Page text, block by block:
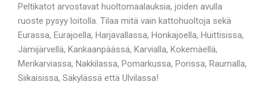
Peltikatot arvostavat huoltomaalauksia, joiden avulla
ruoste pysyy loitolla. Tilaa mitä vain kattohuoltoja sekä
Eurassa, Eurajoella, Harjavallassa, Honkajoella, Huittisissa,
Jämijärvellä, Kankaanpäässä, Karvialla, Kokemäellä,
Merikarviassa, Nakkilassa, Pomarkussa, Porissa, Raumalla,
Siikaisissa, Säkylässä että Ulvilassa!